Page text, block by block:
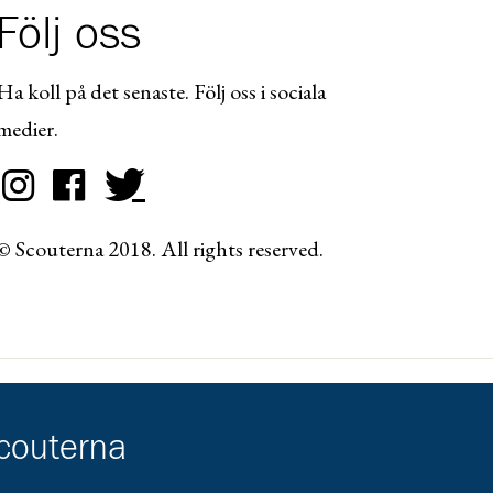
Följ oss
koll på det senaste. Följ oss i sociala
Scouterna 2018. All rights reserved.